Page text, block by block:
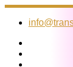
Zum
Inhalt